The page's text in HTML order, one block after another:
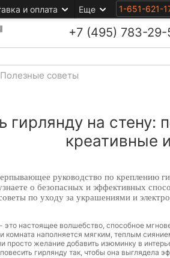
и оплата Еще 1-651-621-
+7 (495) 783-29-
Полезные советы
гирлянду на стену:
креативные
руководство по креплению
о безопасных и эффективных
по уходу за украшениями и
это настоящее волшебство, способное
комната наполняется мягким, теплым
просто желание добавить изюминку в
гирлянду так, чтобы она выглядела